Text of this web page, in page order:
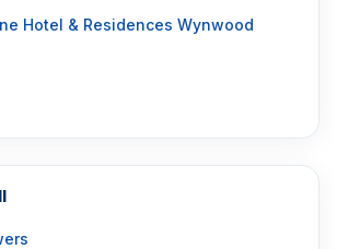
Hotel & Residences Wynwood